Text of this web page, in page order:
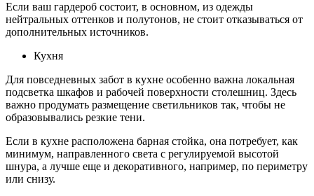
Если ваш гардероб состоит, в основном, из одежды
нейтральных оттенков и полутонов, не стоит отказываться от
дополнительных источников.
Кухня
Для повседневных забот в кухне особенно важна локальная
подсветка шкафов и рабочей поверхности столешниц. Здесь
важно продумать размещение светильников так, чтобы не
образовывались резкие тени.
Если в кухне расположена барная стойка, она потребует, как
минимум, направленного света с регулируемой высотой
шнура, а лучше еще и декоративного, например, по периметру
или снизу.